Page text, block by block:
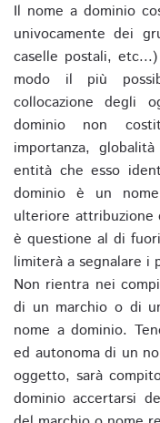
Il nome a dominio
univocamente dei
caselle postali,
modo il più
collocazione degli
dominio non
importanza,
entità che esso
dominio è un
ulteriore attribuzione
è questione al di
limiterà a segnalare i
Non rientra nei
di un marchio o di
nome a dominio.
ed autonoma di un
oggetto, sarà
dominio accertarsi